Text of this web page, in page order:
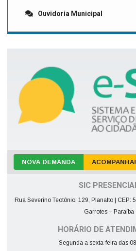
Ouvidoria Municipal
NOVA DEMANDA
SIC
Rua Severino Teotônio, 129, Planalto | CEP:
Garrotes – Paraíba
HORÁRIO DE
Segunda a sexta-feira das